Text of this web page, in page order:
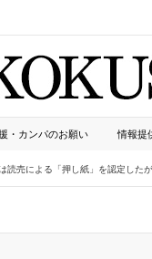
・カンパのお願い 情報提
売による「押し紙」を認定したが